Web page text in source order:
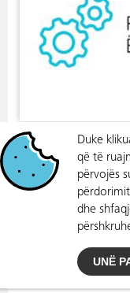
Duke
që të
përvojës
dhe
UNË